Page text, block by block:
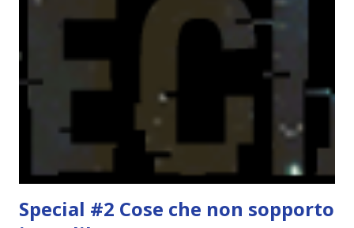
ricoprire più di un obiettivo. Riportandovi l'esempio che ho
fatto nell'altro post, se leggo un libro horror sulle sirene
scritto dal mio autore preferito, tecnicamente ho già
completato tre degli obiettivi della mia lista . Non importa
leggere 345.453.312 libri, ma maturare come lettore,
uscendo fuori dalla propria comfort zone. Come
partecipare Per partecipare non dovete fare altro che
Special #2 Cose che non sopporto